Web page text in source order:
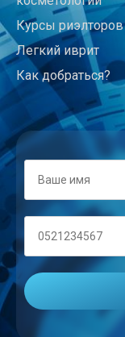
Курсы риэлторов
Легкий иврит
Как добраться?